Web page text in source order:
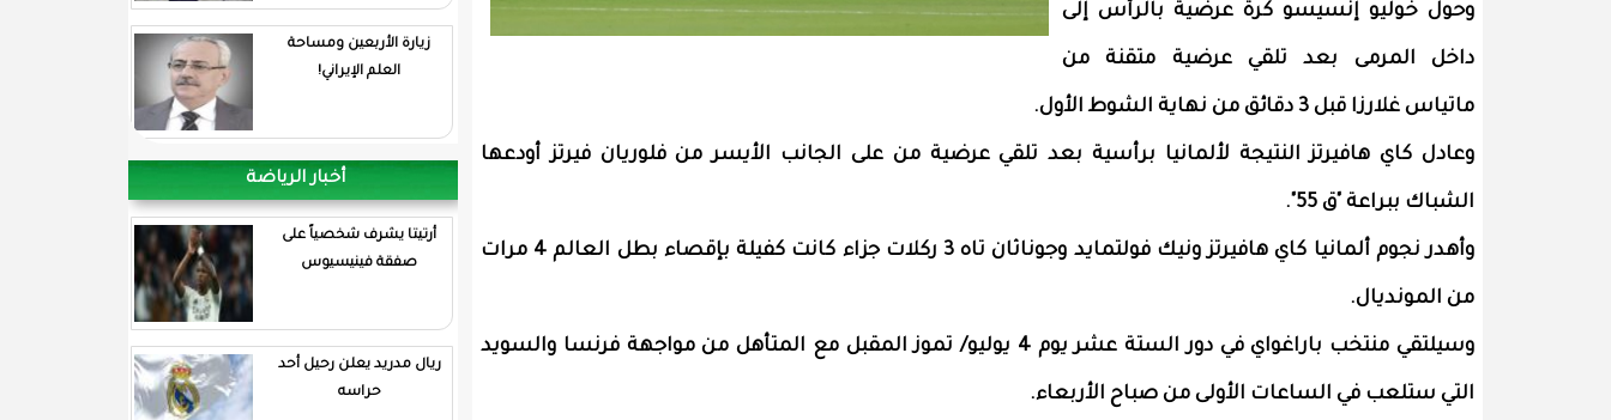
وحول خوليو إنسيسو كرة عرضية بالرأس إلى
داخل المرمى بعد تلقي عرضية متقنة من
ماتياس غلارزا قبل 3 دقائق من نهاية الشوط الأول.
وعادل كاي هافيرتز النتيجة لألمانيا برأسية بعد تلقي عرضية من على الجانب الأيسر من فلوريان فيرتز أودعها
الشباك ببراعة "ق 55".
وأهدر نجوم ألمانيا كاي هافيرتز ونيك فولتمايد وجوناثان تاه 3 ركلات جزاء كانت كفيلة بإقصاء بطل العالم 4 مرات
من المونديال.
وسيلتقي منتخب باراغواي في دور الستة عشر يوم 4 يوليو/ تموز المقبل مع المتأهل من مواجهة فرنسا والسويد
التي ستلعب في الساعات الأولى من صباح الأربعاء.
زيارة الأربعين ومساحة
العلم الإيراني!
أخبار الرياضة
أرتيتا يشرف شخصياً على
صفقة فينيسيوس
ريال مدريد يعلن رحيل أحد
حراسه